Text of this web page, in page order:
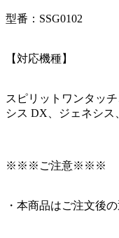
型番：SSG0102
【対応機種】
スピリットワンタッ
シス DX、ジェネシス
※※※ご注意※※※
・本商品はご注文後